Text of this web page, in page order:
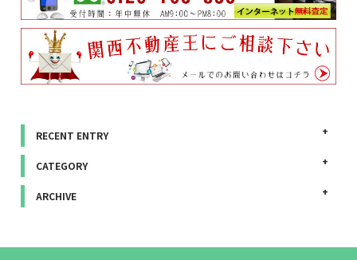
RECENT ENTRY
CATEGORY
ARCHIVE